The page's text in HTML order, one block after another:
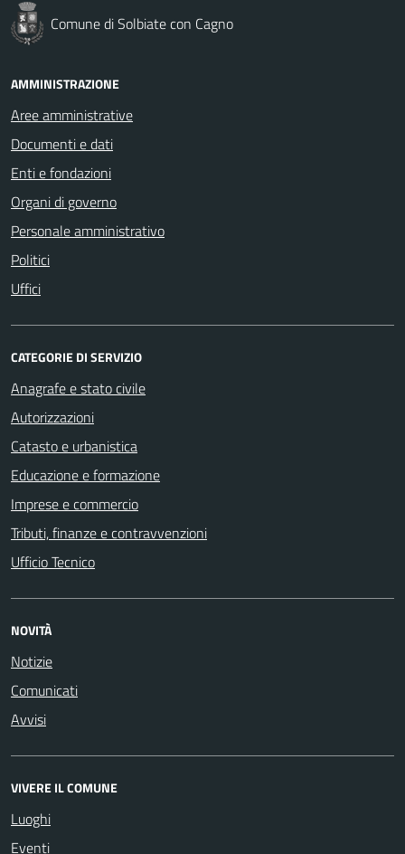
Comune di Solbiate con Cagno
AMMINISTRAZIONE
Aree amministrative
Documenti e dati
Enti e fondazioni
Organi di governo
Personale amministrativo
Politici
Uffici
CATEGORIE DI SERVIZIO
Anagrafe e stato civile
Autorizzazioni
Catasto e urbanistica
Educazione e formazione
Imprese e commercio
Tributi, finanze e contravvenzioni
Ufficio Tecnico
NOVITÀ
Notizie
Comunicati
Avvisi
VIVERE IL COMUNE
Luoghi
Eventi